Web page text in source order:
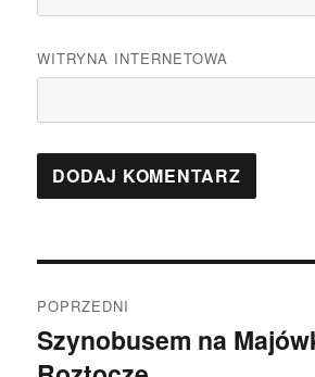
WITRYNA INTERNETOWA
wpisu
POPRZEDNI
Poprzedni
wpis:
Szynobusem na